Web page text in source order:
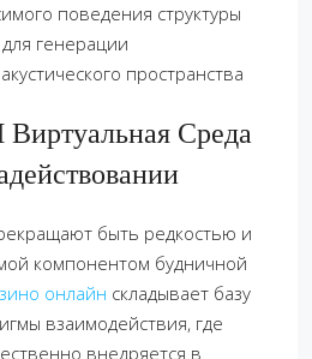
поведения структуры
генерации
пространства
Среда
быть редкостью и
компонентом будничной
онлайн складывает базу
взаимодействия, где
внедряется в